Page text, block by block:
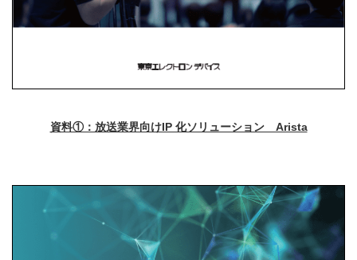
資料①：放送業界向けIP 化ソリューション Arista